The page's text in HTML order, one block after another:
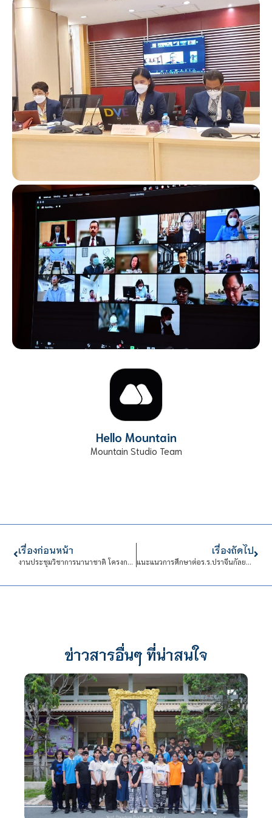
Hello Mountain
Mountain Studio Team
เรื่องก่อนหน้า
งานประชุมวิชาการนานาชาติ โครงการวิทยาลัยเทคโนโลยีฐานวิทยาศาสตร์
เรื่องถัดไป
แนะแนวการศึกษาต่อร.ร.ปราจีนกัลยาณี
ข่าวสารอื่นๆ ที่น่าสนใจ